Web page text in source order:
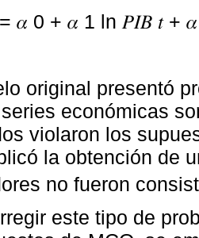
𝛼 0 + 𝛼 1 ln 𝑃𝐼𝐵 𝑡 + 𝛼
original presentó
económicas
violaron los
la obtención de
no fueron
este tipo de